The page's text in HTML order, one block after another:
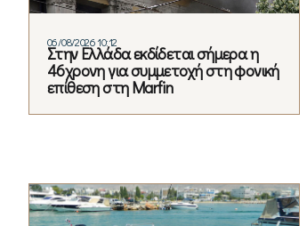
06/08/2026 10:12
Στην Ελλάδα εκδίδεται σήμερα η
46χρονη για συμμετοχή στη φονική
επίθεση στη Marfin